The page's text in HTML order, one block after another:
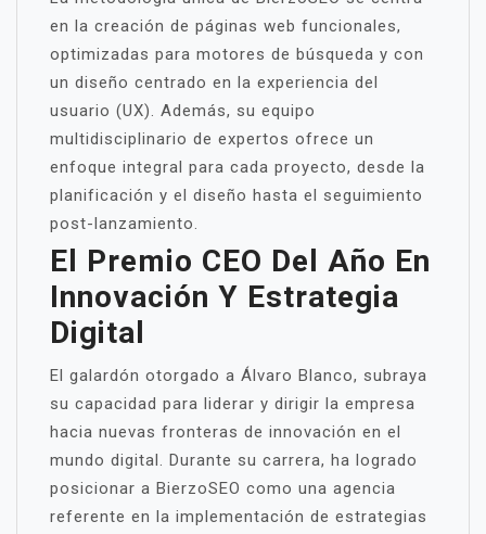
en la creación de páginas web funcionales,
optimizadas para motores de búsqueda y con
un diseño centrado en la experiencia del
usuario (UX). Además, su equipo
multidisciplinario de expertos ofrece un
enfoque integral para cada proyecto, desde la
planificación y el diseño hasta el seguimiento
post-lanzamiento.
El Premio CEO Del Año En
Innovación Y Estrategia
Digital
El galardón otorgado a Álvaro Blanco, subraya
su capacidad para liderar y dirigir la empresa
hacia nuevas fronteras de innovación en el
mundo digital. Durante su carrera, ha logrado
posicionar a BierzoSEO como una agencia
referente en la implementación de estrategias